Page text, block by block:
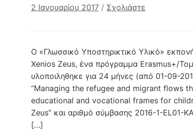
2 Ιανουαρίου 2017 / Σχολιάστε
Ο «Γλωσσικό Υποστηρικτικό Υλικό»
Xenios Zeus, ένα πρόγραμμα Erasmus+/
υλοποιληθηκε για 24 μήνες (από 01-09-
“Managing the refugee and migrant flows
educational and vocational frames for
Zeus” και αριθμό σύμβασης 2016-1-EL01-
[…]